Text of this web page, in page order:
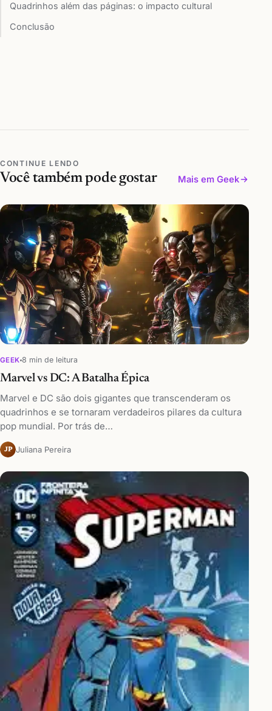
Quadrinhos além das páginas: o impacto cultural
Conclusão
CONTINUE LENDO
Você também pode gostar Mais em Geek
GEEK 8 min de leitura
Marvel vs DC: A Batalha Épica
Marvel e DC são dois gigantes que transcenderam os
quadrinhos e se tornaram verdadeiros pilares da cultura
pop mundial. Por trás de…
JP Juliana Pereira